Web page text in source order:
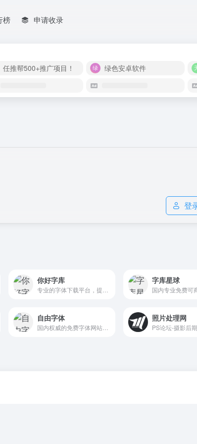
榜 申请收录
任推帮500+推广项目！ 绿色安卓软件
登
你好字库 字库星球
自由字体
国内权威的免费字体网站，汇聚全网免费字体，提供可商用免费字体下载。所有免费字体的授权均经核对确认，个人及商用均可免费自由使用，有效规避字体版权风险。
照片处理网